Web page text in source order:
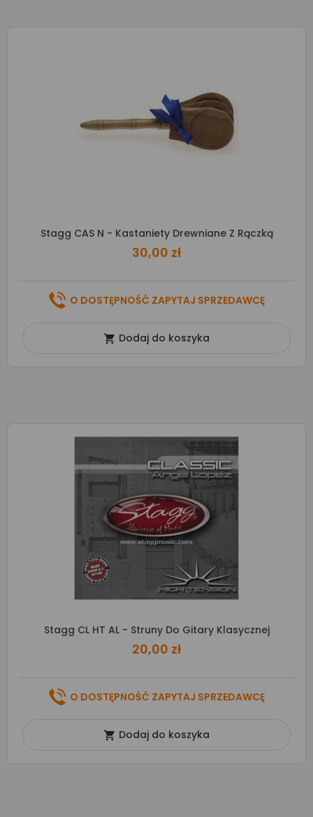
Stagg CAS N - Kastaniety Drewniane Z Rączką
30,00 zł
O DOSTĘPNOŚĆ ZAPYTAJ SPRZEDAWCĘ
 Dodaj do koszyka
Stagg CL HT AL - Struny Do Gitary Klasycznej
20,00 zł
O DOSTĘPNOŚĆ ZAPYTAJ SPRZEDAWCĘ
 Dodaj do koszyka